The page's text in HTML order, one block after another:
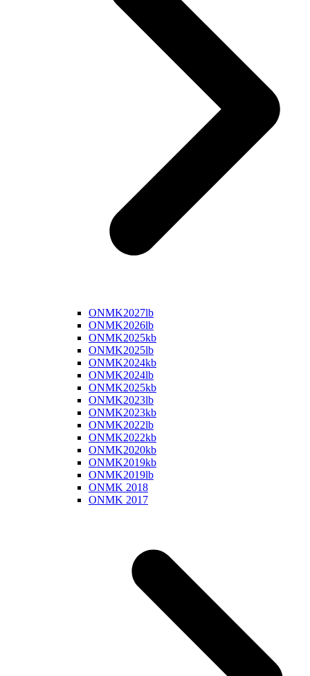
ONMK2027lb
ONMK2026lb
ONMK2025kb
ONMK2025lb
ONMK2024kb
ONMK2024lb
ONMK2025kb
ONMK2023lb
ONMK2023kb
ONMK2022lb
ONMK2022kb
ONMK2020kb
ONMK2019kb
ONMK2019lb
ONMK 2018
ONMK 2017